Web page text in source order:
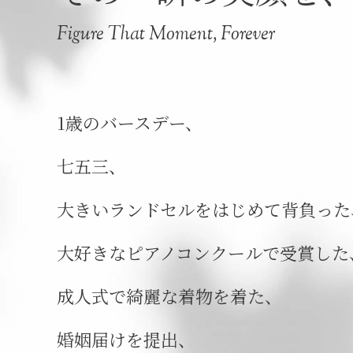
Figure That Moment, Forever
1歳のバースデー、
七五三、
大きいランドセルをはじめて背負っ
大好きなピアノコンクールで受賞し
成人式で綺麗な着物を着た、
婚姻届けを提出、